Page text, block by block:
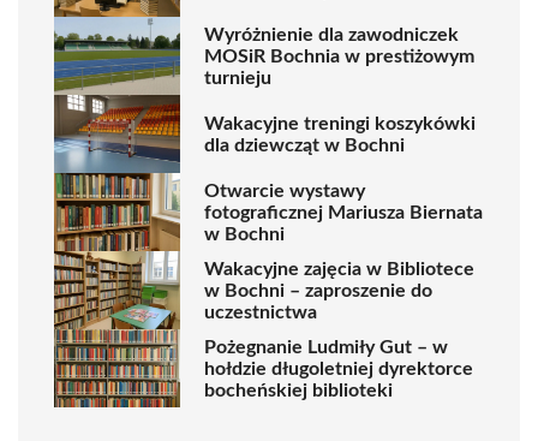
Wyróżnienie dla zawodniczek
MOSiR Bochnia w prestiżowym
turnieju
Wakacyjne treningi koszykówki
dla dziewcząt w Bochni
Otwarcie wystawy
fotograficznej Mariusza Biernata
w Bochni
Wakacyjne zajęcia w Bibliotece
w Bochni – zaproszenie do
uczestnictwa
Pożegnanie Ludmiły Gut – w
hołdzie długoletniej dyrektorce
bocheńskiej biblioteki